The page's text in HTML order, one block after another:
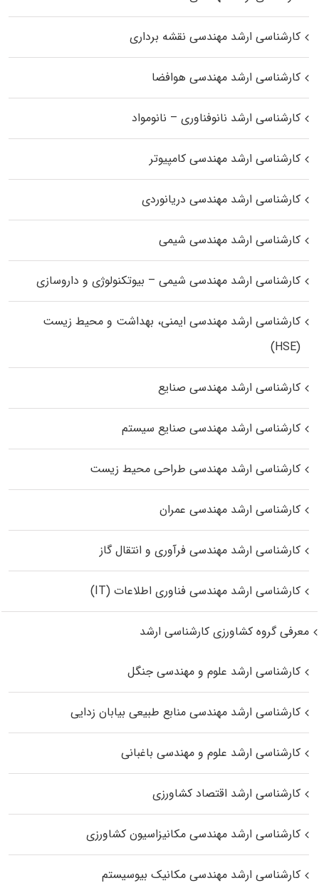
کارشناسی ارشد مهندسی نقشه برداری
کارشناسی ارشد مهندسی هوافضا
کارشناسی ارشد نانوفناوری – نانومواد
کارشناسی ارشد مهندسی کامپیوتر
کارشناسی ارشد مهندسی دریانوردی
کارشناسی ارشد مهندسی شیمی
کارشناسی ارشد مهندسی شیمی – بیوتکنولوژی و داروسازی
کارشناسی ارشد مهندسی ایمنی، بهداشت و محیط زیست
(HSE)
کارشناسی ارشد مهندسی صنایع
کارشناسی ارشد مهندسی صنایع سیستم
کارشناسی ارشد مهندسی طراحی محیط زیست
کارشناسی ارشد مهندسی عمران
کارشناسی ارشد مهندسی فرآوری و انتقال گاز
کارشناسی ارشد مهندسی فناوری اطلاعات (IT)
معرفی گروه کشاورزی کارشناسی ارشد
کارشناسی ارشد علوم و مهندسی جنگل
کارشناسی ارشد مهندسی منابع طبیعی بیابان زدایی
کارشناسی ارشد علوم و مهندسی باغبانی
کارشناسی ارشد اقتصاد کشاورزی
کارشناسی ارشد مهندسی مکانیزاسیون کشاورزی
کارشناسی ارشد مهندسی مکانیک بیوسیستم